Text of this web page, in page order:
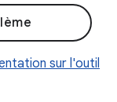
sur l'outil